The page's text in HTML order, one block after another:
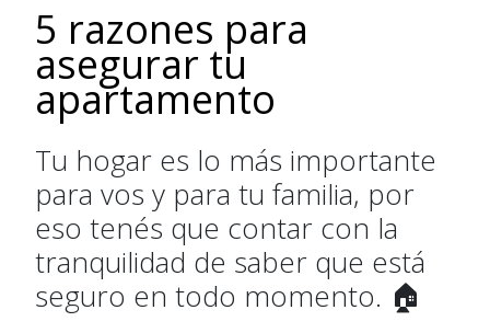
Blogs
5 razones para
asegurar tu
apartamento
Tu hogar es lo más importante
para vos y para tu familia, por
eso tenés que contar con la
tranquilidad de saber que está
seguro en todo momento. 🏠